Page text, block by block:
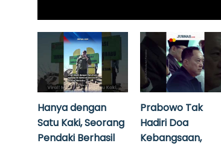
Hanya dengan
Satu Kaki, Seorang
Pendaki Berhasil
Prabowo Tak
Hadiri Doa
Kebangsaan,